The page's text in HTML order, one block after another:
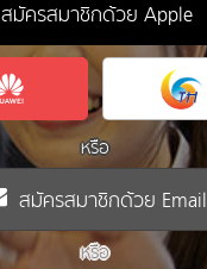
สมัครสมาชิกด้วย Apple
หรือ
สมัครสมาชิกด้วย Email
หรือ